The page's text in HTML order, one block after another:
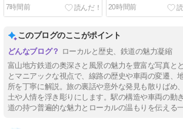
7時間前
20時間前
このブログのここがポイント
ローカルと歴史、鉄道の魅力凝縮
富山地方鉄道の奥深さと風景の魅力を豊富な写真と
とマニアックな視点で、線路の歴史や車両の変遷、
所を丁寧に解説。旅の裏話や意外な発見も散りばめ
土や人情を浮き彫りにします。駅の構造や車両の動
道の持つ普遍的な魅力とローカルの温もりを伝える一